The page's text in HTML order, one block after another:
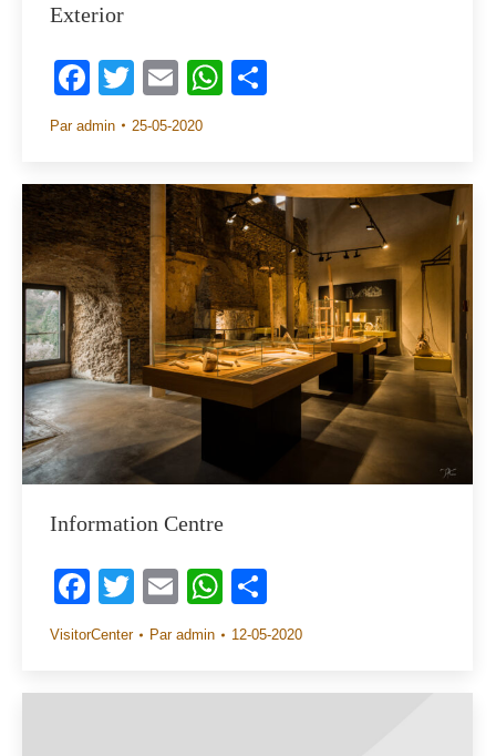
Exterior
Facebook
Twitter
EmailWhatsApp
Par admin 25-05-2020
Information Centre
Facebook
Twitter
EmailWhatsApp
VisitorCenter Par admin 12-05-2020